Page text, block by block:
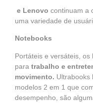
e Lenovo continuam a
uma variedade de
Notebooks
Portáteis e versáteis,
para trabalho e
movimento. Ultrabooks
modelos 2 em 1 que
desempenho, são